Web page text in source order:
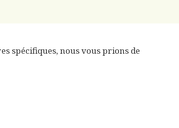
spécifiques, nous vous prions de